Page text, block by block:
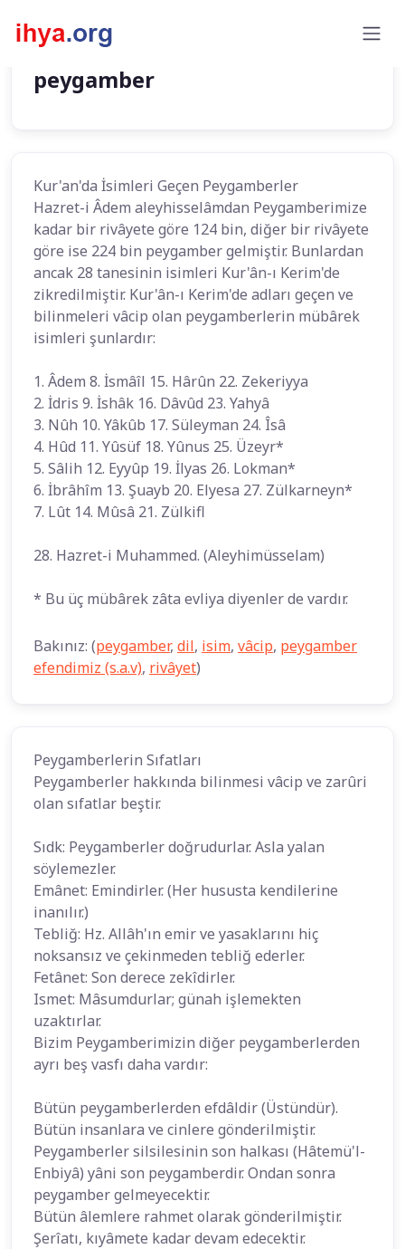
peygamber
Kur'an'da İsimleri Geçen Peygamberler
Hazret-i Âdem aleyhisselâmdan Peygamberimize
kadar bir rivâyete göre 124 bin, diğer bir rivâyete
göre ise 224 bin peygamber gelmiştir. Bunlardan
ancak 28 tanesinin isimleri Kur'ân-ı Kerim'de
zikredilmiştir. Kur'ân-ı Kerim'de adları geçen ve
bilinmeleri vâcip olan peygamberlerin mübârek
isimleri şunlardır:
1. Âdem 8. İsmâîl 15. Hârûn 22. Zekeriyya
2. İdris 9. İshâk 16. Dâvûd 23. Yahyâ
3. Nûh 10. Yâkûb 17. Süleyman 24. Îsâ
4. Hûd 11. Yûsüf 18. Yûnus 25. Üzeyr*
5. Sâlih 12. Eyyûp 19. İlyas 26. Lokman*
6. İbrâhîm 13. Şuayb 20. Elyesa 27. Zülkarneyn*
7. Lût 14. Mûsâ 21. Zülkifl
28. Hazret-i Muhammed. (Aleyhimüsselam)
* Bu üç mübârek zâta evliya diyenler de vardır.
Bakınız: (peygamber, dil, isim, vâcip, peygamber
efendimiz (s.a.v), rivâyet)
Peygamberlerin Sıfatları
Peygamberler hakkında bilinmesi vâcip ve zarûri
olan sıfatlar beştir.
Sıdk: Peygamberler doğrudurlar. Asla yalan
söylemezler.
Emânet: Emindirler. (Her hususta kendilerine
inanılır.)
Tebliğ: Hz. Allâh'ın emir ve yasaklarını hiç
noksansız ve çekinmeden tebliğ ederler.
Fetânet: Son derece zekîdirler.
Ismet: Mâsumdurlar; günah işlemekten
uzaktırlar.
Bizim Peygamberimizin diğer peygamberlerden
ayrı beş vasfı daha vardır:
Bütün peygamberlerden efdâldir (Üstündür).
Bütün insanlara ve cinlere gönderilmiştir.
Peygamberler silsilesinin son halkası (Hâtemü'l-
Enbiyâ) yâni son peygamberdir. Ondan sonra
peygamber gelmeyecektir.
Bütün âlemlere rahmet olarak gönderilmiştir.
Şerîatı, kıyâmete kadar devam edecektir.